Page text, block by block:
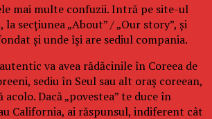
mai multe confuzii. Intră pe site-ul
secțiunea „About” / „Our story”, și
și unde își are sediul compania.
va avea rădăcinile în Coreea de
sediu în Seul sau alt oraș coreean,
Dacă „povestea” te duce în
California, ai răspunsul, indiferent cât